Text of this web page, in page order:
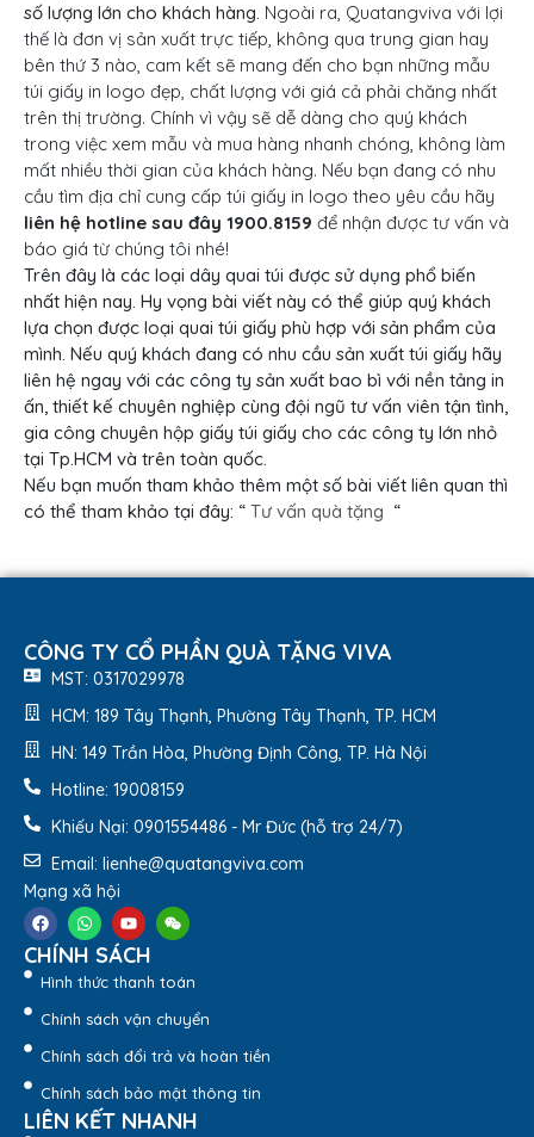
số lượng lớn cho khách hàng. Ngoài ra, Quatangviva với lợi
thế là đơn vị sản xuất trực tiếp, không qua trung gian hay
bên thứ 3 nào, cam kết sẽ mang đến cho bạn những mẫu
túi giấy in logo đẹp, chất lượng với giá cả phải chăng nhất
trên thị trường. Chính vì vậy sẽ dễ dàng cho quý khách
trong việc xem mẫu và mua hàng nhanh chóng, không làm
mất nhiều thời gian của khách hàng. Nếu bạn đang có nhu
cầu tìm địa chỉ cung cấp túi giấy in logo theo yêu cầu hãy
liên hệ hotline sau đây 1900.8159 để nhận được tư vấn và
báo giá từ chúng tôi nhé!
Trên đây là các loại dây quai túi được sử dụng phổ biến
nhất hiện nay. Hy vọng bài viết này có thể giúp quý khách
lựa chọn được loại quai túi giấy phù hợp với sản phẩm của
mình. Nếu quý khách đang có nhu cầu sản xuất túi giấy hãy
liên hệ ngay với các công ty sản xuất bao bì với nền tảng in
ấn, thiết kế chuyên nghiệp cùng đội ngũ tư vấn viên tận tình,
gia công chuyên hộp giấy túi giấy cho các công ty lớn nhỏ
tại Tp.HCM và trên toàn quốc.
Nếu bạn muốn tham khảo thêm một số bài viết liên quan thì
có thể tham khảo tại đây: “ Tư vấn quà tặng “
CÔNG TY CỔ PHẦN QUÀ TẶNG VIVA
MST: 0317029978
HCM: 189 Tây Thạnh, Phường Tây Thạnh, TP. HCM
HN: 149 Trần Hòa, Phường Định Công, TP. Hà Nội
Hotline: 19008159
Khiếu Nại: 0901554486 - Mr Đức (hỗ trợ 24/7)
Email: lienhe@quatangviva.com
Mạng xã hội
CHÍNH SÁCH
Hình thức thanh toán
Chính sách vận chuyển
Chính sách đổi trả và hoàn tiền
Chính sách bảo mật thông tin
LIÊN KẾT NHANH